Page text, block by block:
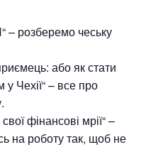
– розберемо чеську
або як стати
Чехії“ – все про
фінансові мрії“ –
на роботу так, щоб не